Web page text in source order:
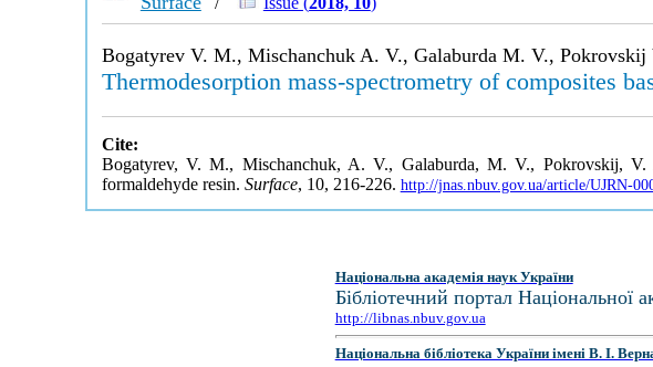
Bogatyrev V. M., Mischanchuk A. V., Galaburda M. V.,
Thermodesorption mass-spectrometry of composites
Cite:
Bogatyrev, V. M., Mischanchuk, A. V., Galaburda, M. V., Pokrovskij, V.
formaldehyde resin. Surface, 10, 216-226. http://jnas.nbuv.gov.ua/article/UJRN-
Національна академія наук України
Бібліотечний портал Національної
http://libnas.nbuv.gov.ua
Національна бібліотека України імені В. І.